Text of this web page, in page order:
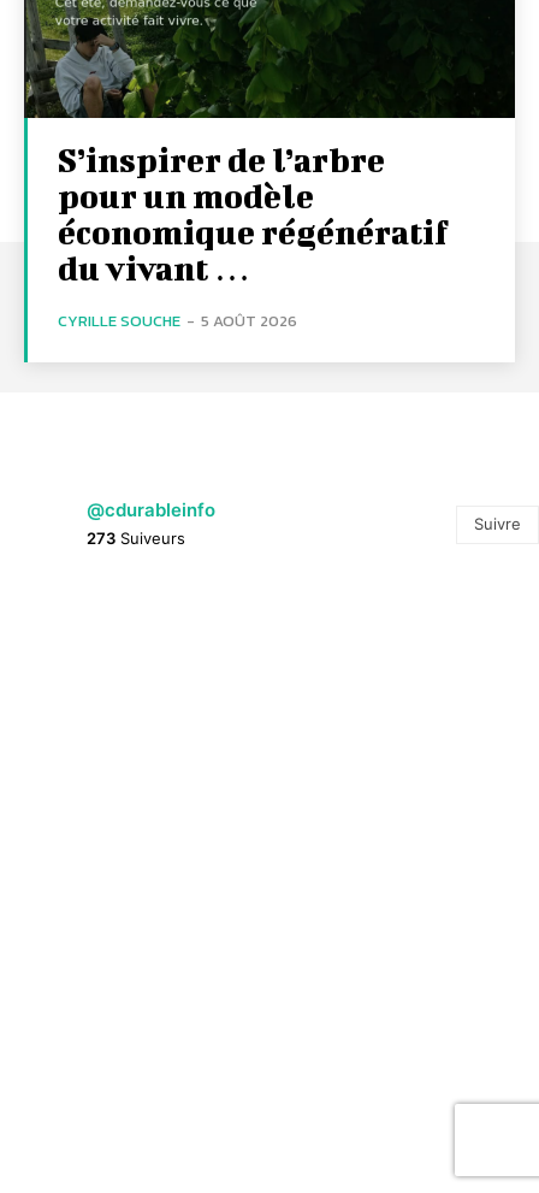
S’inspirer de l’arbre
pour un modèle
économique régénératif
du vivant …
CYRILLE SOUCHE - 5 AOÛT 2026
@cdurableinfo
273 Suiveurs
Suivre